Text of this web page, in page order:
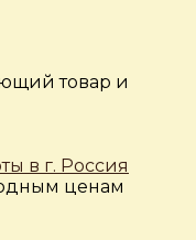
товар и
ценам